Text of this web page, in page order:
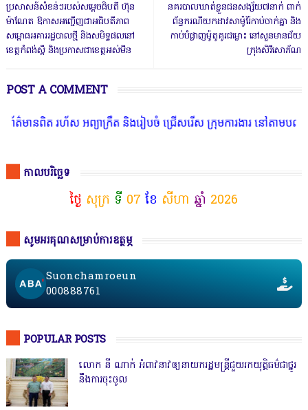
នគរបាលឃាត់ខ្លួនជនសង្ស័យ៧នាក់ ពាក់
ព័ន្ធករណីយកដាវសាម៉ូរ៉ៃកាប់ចាក់គ្នា និង
កាប់បំផ្លាញម៉ូតូគូរជម្លោះ នៅសួនមានជ័យ
ក្រុងសិរីសោភ័ណ
ប្រសាសន៍សំខន់ៗរបស់សម្ដេចធិបតី ហ៊ុន
ម៉ាណែត ឱកាសអញ្ជើញជាអធិបតីភាព
សម្ពោធអគាររដ្ឋបាលថ្មី និងសមិទ្ធផលនៅ
ខេត្តកំពង់ស្ពឺ និងប្រកាសជាខេត្តអស់មីន
POST A COMMENT
ក្រឹត និងរៀបចំ ជ្រើសរើស ក្រុមការងារ នៅតាមបណ្តាលរាជធានី ខេត្ត
កាលបរិច្ឆេទ
ថ្ងៃ សុក្រ ទី 07 ខែ សីហា ឆ្នាំ 2026
សូមអរគុណសម្រាប់ការឧត្ថម្ភ
Suonchamroeun
000888761
POPULAR POSTS
លោក នី ណាក់ អំពាវនាវឲ្យនាយករដ្ឋមន្ត្រីជួយរកយុត្តិធម៌ជាថ្នូរ
នឹងការចុះចូល